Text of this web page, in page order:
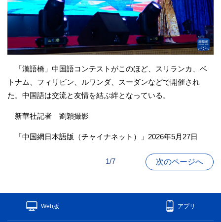
「漢語橋」中国語コンテストがこのほど、スリランカ、ベ
トナム、フィリピン、ルワンダ、スーダンなどで開催され
た。中国語は交流と友情を結ぶ絆となっている。
新華社記者 劉穎撮影
「中国網日本語版（チャイナネット）」2026年5月27日
1/7 次のページへ
Web版 アプリ